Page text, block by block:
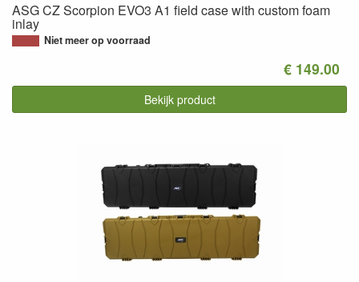
ASG CZ Scorpion EVO3 A1 field case with custom foam
inlay
Niet meer op voorraad
€ 149.00
Bekijk product